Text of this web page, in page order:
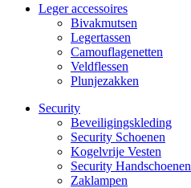
Leger accessoires
Bivakmutsen
Legertassen
Camouflage­­netten
Veldflessen
Plunjezakken
Security
Beveiligings­­kleding
Security Schoenen
Kogelvrije Vesten
Security Hand­­schoenen
Zaklampen